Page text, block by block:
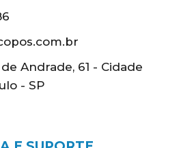
Andrade, 61 - Cidade
- SP